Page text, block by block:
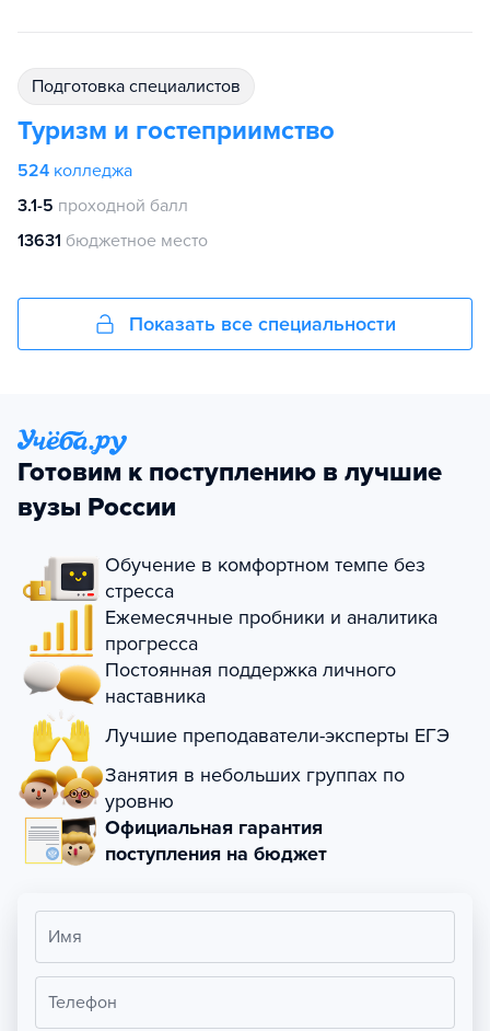
подготовка специалистов
Туризм и гостеприимство
524 колледжа
3.1-5 проходной балл
13631 бюджетное место
Показать все специальности
Готовим к поступлению в лучшие
вузы России
Обучение в комфортном темпе без
стресса
Ежемесячные пробники и аналитика
прогресса
Постоянная поддержка личного
наставника
Лучшие преподаватели-эксперты ЕГЭ
Занятия в небольших группах по
уровню
Официальная гарантия
поступления на бюджет
Имя
Телефон